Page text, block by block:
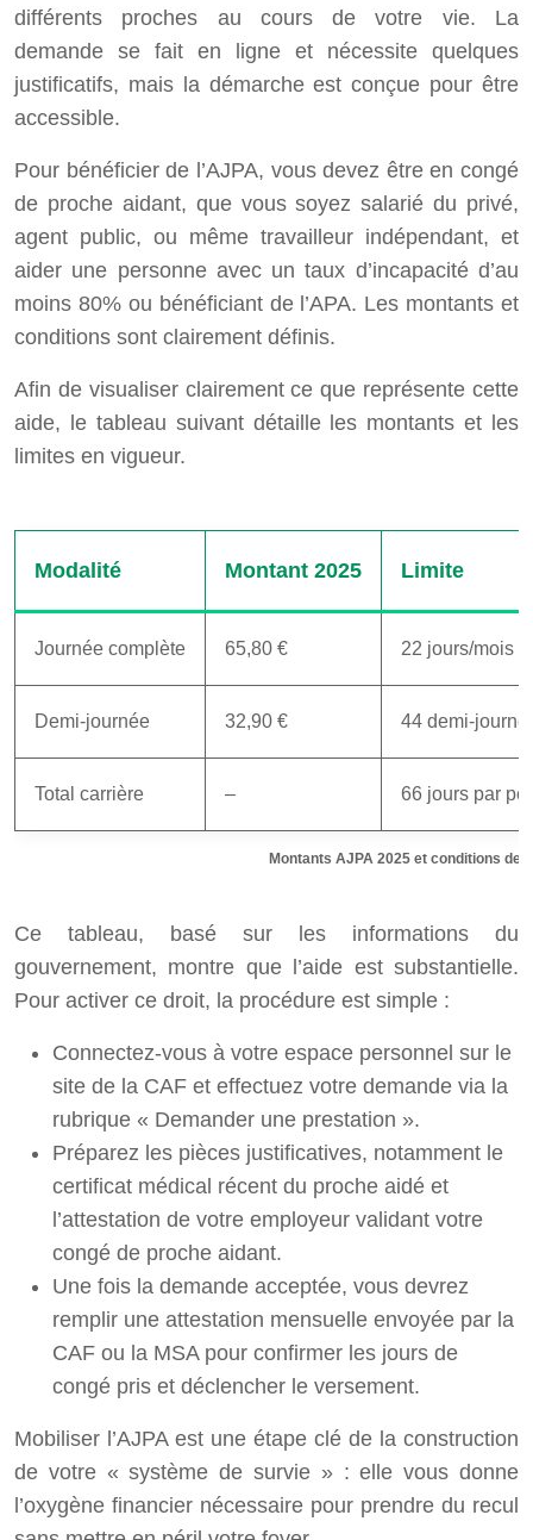
différents proches au cours de votre vie. La
demande se fait en ligne et nécessite quelques
justificatifs, mais la démarche est conçue pour être
accessible.
Pour bénéficier de l’AJPA, vous devez être en congé
de proche aidant, que vous soyez salarié du privé,
agent public, ou même travailleur indépendant, et
aider une personne avec un taux d’incapacité d’au
moins 80% ou bénéficiant de l’APA. Les montants et
conditions sont clairement définis.
Afin de visualiser clairement ce que représente cette
aide, le tableau suivant détaille les montants et les
limites en vigueur.
Montants AJPA 2025 et conditions de
Modalité Montant 2025 Limite
Journée complète 65,80 € 22 jours/mois
Demi-journée 32,90 € 44 demi-
Total carrière – 66 jours par
Ce tableau, basé sur les informations du
gouvernement, montre que l’aide est substantielle.
Pour activer ce droit, la procédure est simple :
Connectez-vous à votre espace personnel sur le
site de la CAF et effectuez votre demande via la
rubrique « Demander une prestation ».
Préparez les pièces justificatives, notamment le
certificat médical récent du proche aidé et
l’attestation de votre employeur validant votre
congé de proche aidant.
Une fois la demande acceptée, vous devrez
remplir une attestation mensuelle envoyée par la
CAF ou la MSA pour confirmer les jours de
congé pris et déclencher le versement.
Mobiliser l’AJPA est une étape clé de la construction
de votre « système de survie » : elle vous donne
l’oxygène financier nécessaire pour prendre du recul